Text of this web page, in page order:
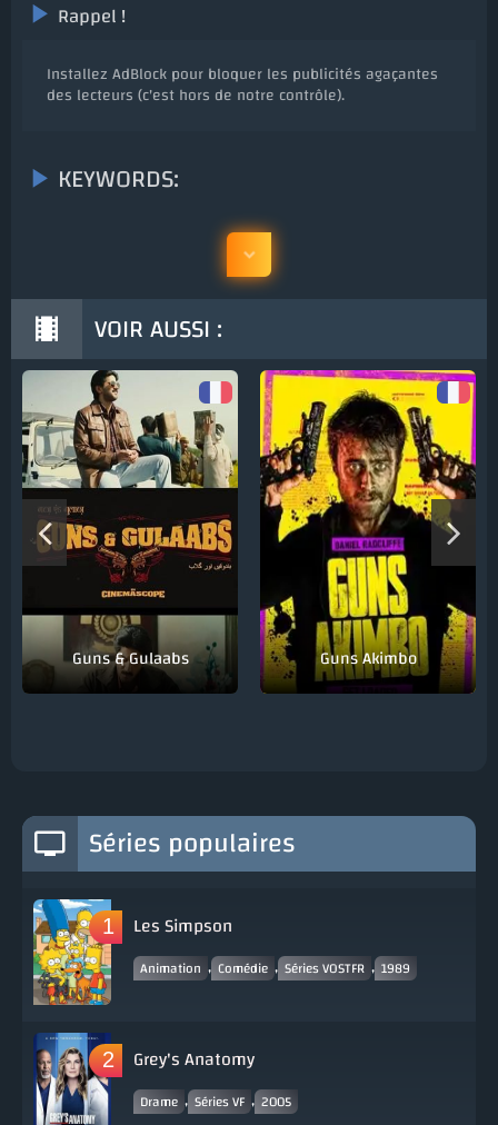
Rappel !
Installez AdBlock pour bloquer les publicités agaçantes
des lecteurs (c'est hors de notre contrôle).
KEYWORDS:
VOIR AUSSI :
Guns & Gulaabs Guns Akimbo
Séries populaires
Les Simpson
Animation , Comédie , Séries VOSTFR , 1989
Grey's Anatomy
Drame , Séries VF , 2005